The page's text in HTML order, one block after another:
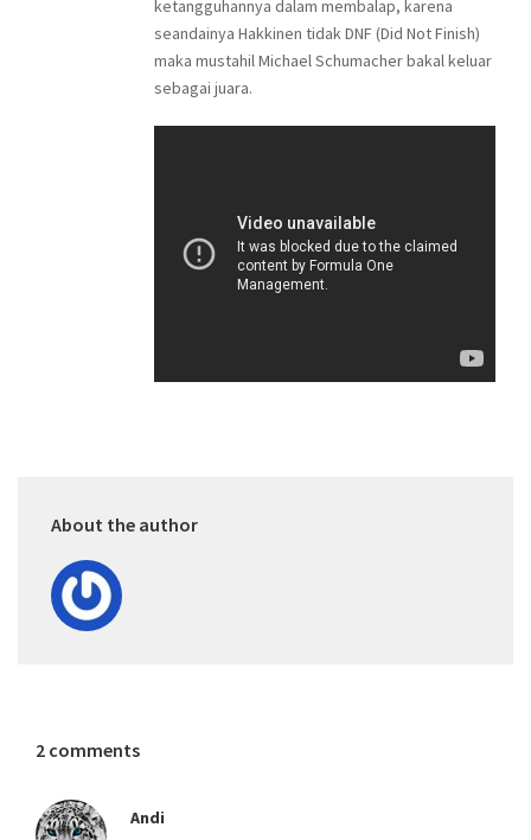
ketangguhannya dalam membalap, karena
seandainya Hakkinen tidak DNF (Did Not Finish)
maka mustahil Michael Schumacher bakal keluar
sebagai juara.
About the author
2 comments
Andi